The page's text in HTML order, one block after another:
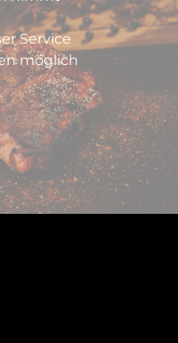
Service
möglich